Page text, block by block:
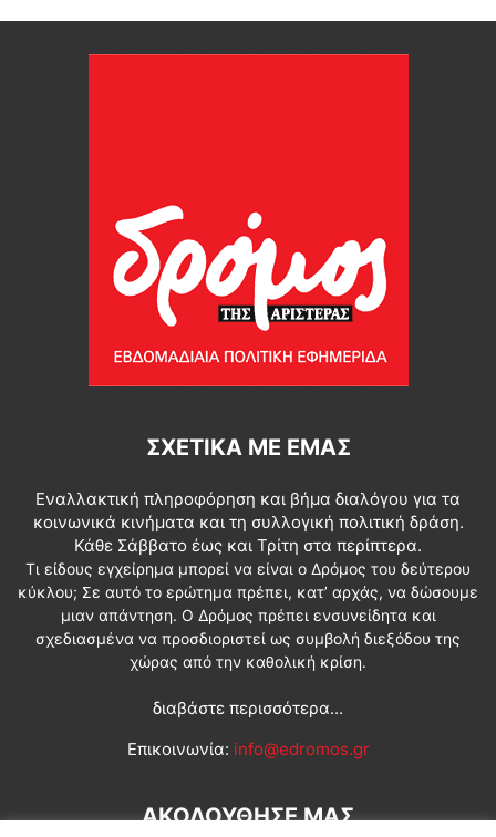
ΣΧΕΤΙΚΆ ΜΕ ΕΜΆΣ
Εναλλακτική πληροφόρηση και βήμα διαλόγου για τα
κοινωνικά κινήματα και τη συλλογική πολιτική δράση.
Κάθε Σάββατο έως και Τρίτη στα περίπτερα.
Τι είδους εγχείρημα μπορεί να είναι ο Δρόμος του δεύτερου
κύκλου; Σε αυτό το ερώτημα πρέπει, κατ’ αρχάς, να δώσουμε
μιαν απάντηση. Ο Δρόμος πρέπει ενσυνείδητα και
σχεδιασμένα να προσδιοριστεί ως συμβολή διεξόδου της
χώρας από την καθολική κρίση.
διαβάστε περισσότερα...
Επικοινωνία: info@edromos.gr
ΑΚΟΛΟΥΘΗΣΕ ΜΑΣ